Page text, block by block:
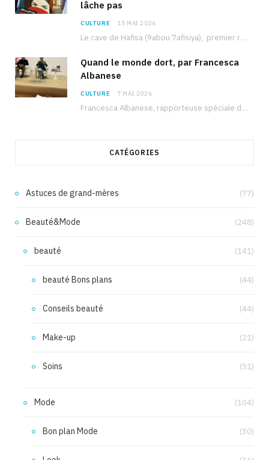
lâche pas
CULTURE 15 MAI 2026
Le cave de Hafisa (9abou 7afisiya), premier roman du journaliste tunisien Mohamed Amine Ben Hlel,…
Quand le monde dort, par Francesca
Albanese
CULTURE 7 MAI 2026
Francesca Albanese, rapporteuse spéciale de l’ONU sur les territoires palestiniens occupés, était à Tunis pour…
CATÉGORIES
Astuces de grand-mères (77)
Beauté&Mode (248)
beauté (141)
beauté Bons plans (44)
Conseils beauté (44)
Make-up (21)
Soins (51)
Mode (104)
Bon plan Mode (30)